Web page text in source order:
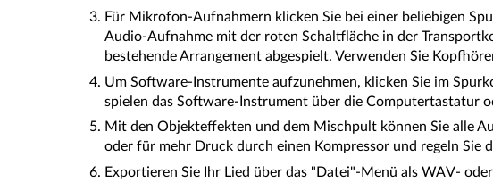
Für Mikrofon-Aufnahmern klicken Sie bei einer beliebigen
Audio-Aufnahme mit der roten Schaltfläche in der
bestehende Arrangement abgespielt. Verwenden Sie
Um Software-Instrumente aufzunehmen, klicken Sie im
spielen das Software-Instrument über die Computertastatur
Mit den Objekteffekten und dem Mischpult können Sie alle
oder für mehr Druck durch einen Kompressor und regeln Sie
Exportieren Sie Ihr Lied über das "Datei"-Menü als WAV-